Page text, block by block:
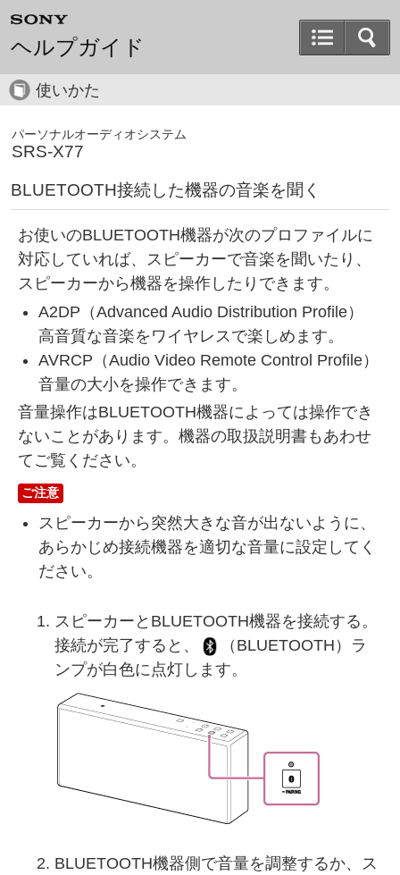
ヘルプガイド
使いかた
パーソナルオーディオシステム
SRS-X77
BLUETOOTH接続した機器の音楽を聞く
お使いのBLUETOOTH機器が次のプロファイルに
対応していれば、スピーカーで音楽を聞いたり、
スピーカーから機器を操作したりできます。
A2DP（Advanced Audio Distribution Profile）
高音質な音楽をワイヤレスで楽しめます。
AVRCP（Audio Video Remote Control Profile）
音量の大小を操作できます。
音量操作はBLUETOOTH機器によっては操作でき
ないことがあります。機器の取扱説明書もあわせ
てご覧ください。
ご注意
スピーカーから突然大きな音が出ないように、
あらかじめ接続機器を適切な音量に設定してく
ださい。
スピーカーとBLUETOOTH機器を接続する。
接続が完了すると、
（BLUETOOTH）ラ
ンプが白色に点灯します。
BLUETOOTH機器側で音量を調整するか、ス